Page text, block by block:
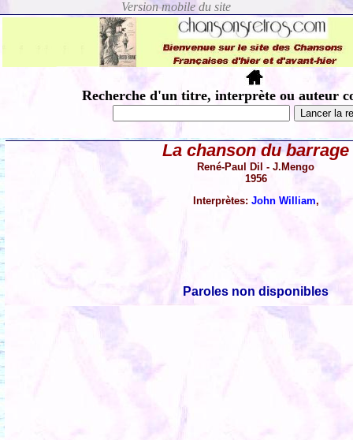
Recherche d'un titre, interprète ou auteur
La chanson du barrage
René-Paul Dil - J.Mengo
1956
Interprètes: John William,
Paroles non disponibles